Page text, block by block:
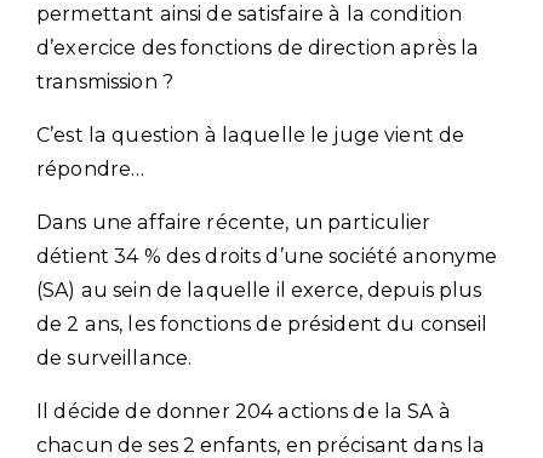
permettant ainsi de satisfaire à la condition
d’exercice des fonctions de direction après la
transmission ?
C’est la question à laquelle le juge vient de
répondre…
Dans une affaire récente, un particulier
détient 34 % des droits d’une société anonyme
(SA) au sein de laquelle il exerce, depuis plus
de 2 ans, les fonctions de président du conseil
de surveillance.
Il décide de donner 204 actions de la SA à
chacun de ses 2 enfants, en précisant dans la